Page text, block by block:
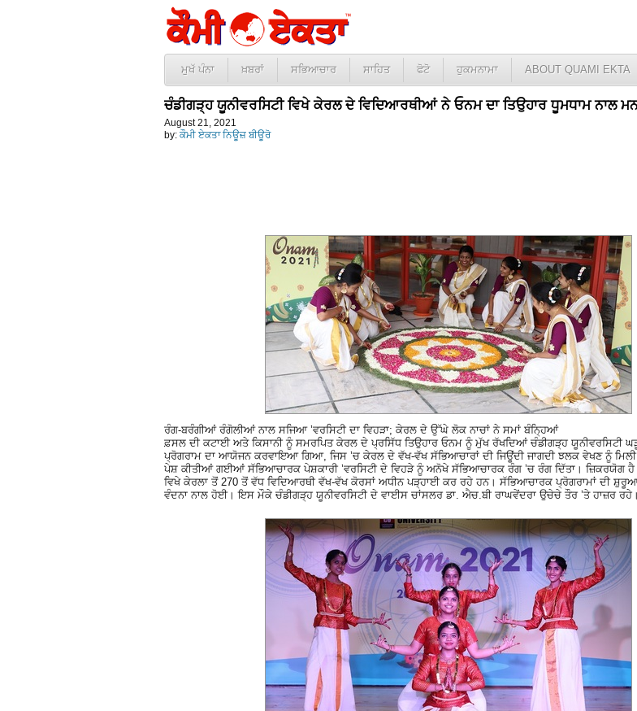
ਮੁਖੱ ਪੰਨਾ ਖ਼ਬਰਾਂ ਸਭਿਆਚਾਰ ਸਾਹਿਤ ਫੋਟੋ ਹੁਕਮਨਾਮਾ ABOUT QUAMI EKTA
ਚੰਡੀਗੜ੍ਹ ਯੂਨੀਵਰਸਿਟੀ ਵਿਖੇ ਕੇਰਲ ਦੇ ਵਿਦਿਆਰਥੀਆਂ ਨੇ ਓਨਮ ਦਾ ਤਿਉਹਾਰ ਧੂਮਧਾਮ ਨਾਲ
August 21, 2021
by: ਕੌਮੀ ਏਕਤਾ ਨਿਊਜ਼ ਬੀਊਰੋ
ਰੰਗ-ਬਰੰਗੀਆਂ ਰੰਗੋਲੀਆਂ ਨਾਲ ਸਜਿਆ ’ਵਰਸਿਟੀ ਦਾ ਵਿਹੜਾ; ਕੇਰਲ ਦੇ ਉੱਘੇ ਲੋਕ ਨਾਚਾਂ ਨੇ ਸਮਾਂ ਬੰਨਿ੍ਹਆਂ
ਫ਼ਸਲ ਦੀ ਕਟਾਈ ਅਤੇ ਕਿਸਾਨੀ ਨੂੰ ਸਮਰਪਿਤ ਕੇਰਲ ਦੇ ਪ੍ਰਸਿੱਧ ਤਿਉਹਾਰ ਓਨਮ ਨੂੰ ਮੁੱਖ ਰੱਖਦਿਆਂ ਚੰਡੀਗੜ੍ਹ ਯੂਨੀਵਰਸਿਟੀ
ਪ੍ਰੋਗਰਾਮ ਦਾ ਆਯੋਜਨ ਕਰਵਾਇਆ ਗਿਆ, ਜਿਸ ’ਚ ਕੇਰਲ ਦੇ ਵੱਖ-ਵੱਖ ਸੱਭਿਆਚਾਰਾਂ ਦੀ ਜਿਊਂਦੀ ਜਾਗਦੀ ਝਲਕ ਵੇਖਣ ਨੂੰ
ਪੇਸ਼ ਕੀਤੀਆਂ ਗਈਆਂ ਸੱਭਿਆਚਾਰਕ ਪੇਸ਼ਕਾਰੀ ’ਵਰਸਿਟੀ ਦੇ ਵਿਹੜੇ ਨੂੰ ਅਨੋਖੇ ਸੱਭਿਆਚਾਰਕ ਰੰਗ ’ਚ ਰੰਗ ਦਿੱਤਾ। ਜ਼ਿਕਰਯੋਗ ਹੈ
ਵਿਖੇ ਕੇਰਲਾ ਤੋਂ 270 ਤੋਂ ਵੱਧ ਵਿਦਿਆਰਥੀ ਵੱਖ-ਵੱਖ ਕੋਰਸਾਂ ਅਧੀਨ ਪੜ੍ਹਾਈ ਕਰ ਰਹੇ ਹਨ। ਸੱਭਿਆਚਾਰਕ ਪ੍ਰੋਗਰਾਮਾਂ ਦੀ
ਵੰਦਨਾ ਨਾਲ ਹੋਈ। ਇਸ ਮੌਕੇ ਚੰਡੀਗੜ੍ਹ ਯੂਨੀਵਰਸਿਟੀ ਦੇ ਵਾਈਸ ਚਾਂਸਲਰ ਡਾ. ਐਚ.ਬੀ ਰਾਘਵੇਂਦਰਾ ਉਚੇਚੇ ਤੌਰ ’ਤੇ ਹਾਜ਼ਰ ਰਹੇ।